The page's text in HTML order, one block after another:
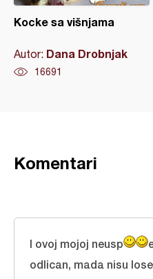
Kocke sa višnjama
Autor: Dana Drobnjak
16691
Komentari
I ovoj mojoj neusp
odlican, mada nisu